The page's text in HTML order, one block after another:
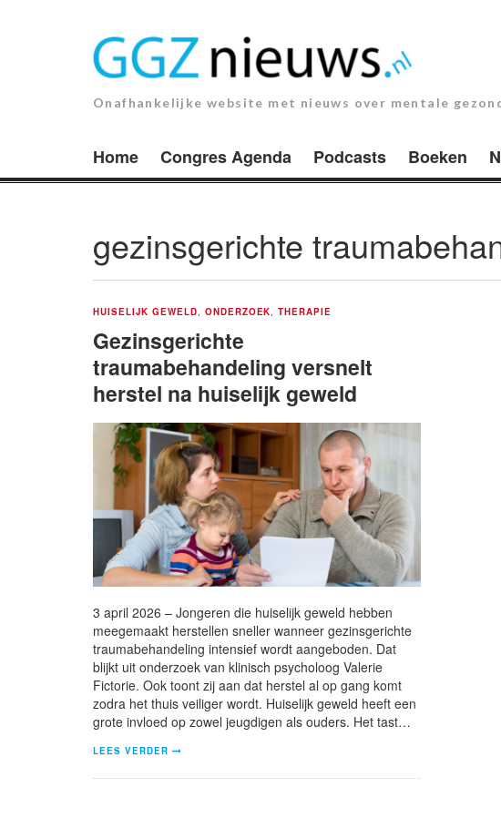
Onafhankelijke website met nieuws over mentale
Home Congres Agenda Podcasts Boeken
gezinsgerichte
HUISELIJK GEWELD ONDERZOEK ,THERAPIE
Gezinsgerichte
traumabehandeling versnelt
herstel na huiselijk geweld
3 april 2026 – Jongeren die huiselijk geweld hebben
meegemaakt herstellen sneller wanneer gezinsgerichte
traumabehandeling intensief wordt aangeboden. Dat
blijkt uit onderzoek van klinisch psycholoog Valerie
Fictorie. Ook toont zij aan dat herstel al op gang komt
zodra het thuis veiliger wordt. Huiselijk geweld heeft een
grote invloed op zowel jeugdigen als ouders. Het tast…
LEES VERDER